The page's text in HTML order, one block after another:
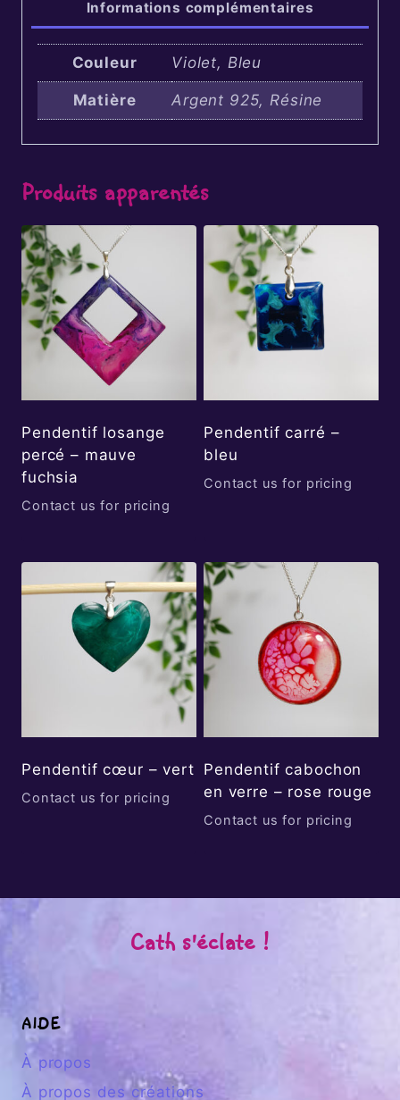
Informations complémentaires
Couleur Violet, Bleu
Matière Argent 925, Résine
Produits apparentés
Pendentif losange
percé – mauve
fuchsia
Contact us for pricing
Pendentif carré –
bleu
Contact us for pricing
Pendentif cœur – vert
Contact us for pricing
Pendentif cabochon
en verre – rose rouge
Contact us for pricing
Cath s'éclate !
AIDE
À propos
À propos des créations